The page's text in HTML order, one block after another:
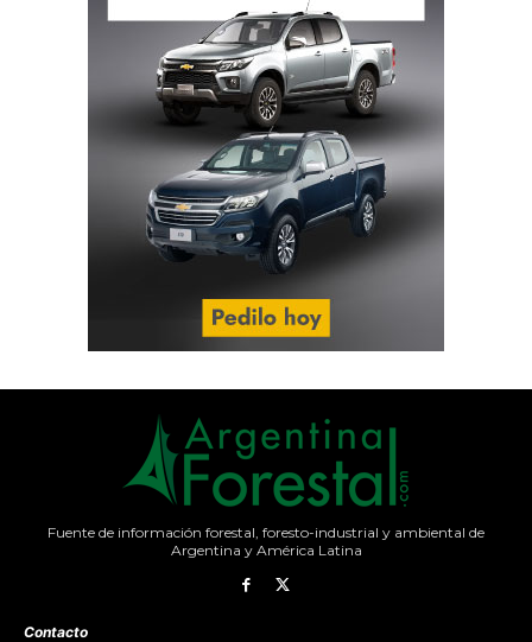
Fuente de información forestal, foresto-industrial y ambiental de
Argentina y América Latina
Contacto